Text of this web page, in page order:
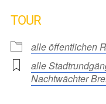
TOUR
alle öffentlichen
alle
Nachtwächter